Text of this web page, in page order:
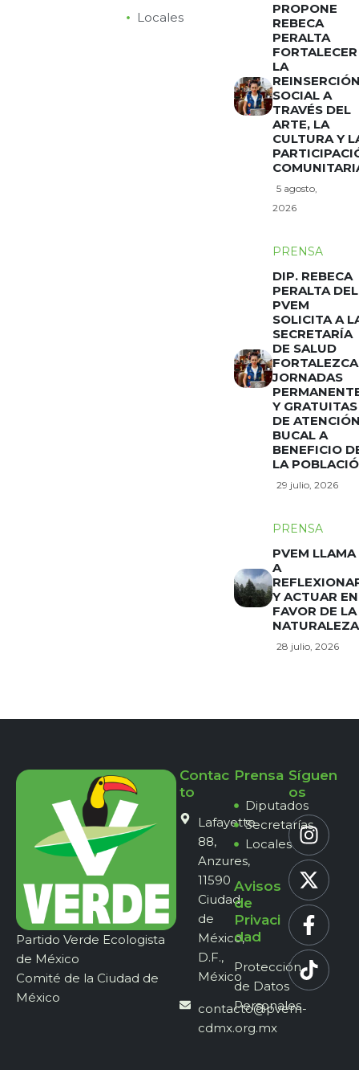
Locales
PROPONE
REBECA
PERALTA
FORTALECER
LA
SOCIAL A
TRAVÉS DEL
ARTE, LA
CULTURA Y
5 agosto,
2026
PRENSA
DIP. REBECA
PERALTA DEL
PVEM
SOLICITA A
SECRETARÍA
DE SALUD
FORTALEZCA
JORNADAS
Y GRATUITAS
DE
BUCAL A
BENEFICIO
LA
29 julio, 2026
PRENSA
PVEM LLAMA
A
Y ACTUAR EN
FAVOR DE LA
NATURALEZA
28 julio, 2026
Partido Verde Ecologista
de México
Comité de la Ciudad de
México
Contac
to
Lafayette
88,
Anzures,
11590
Ciudad
de
México,
D.F.,
México
contacto@pvem-
cdmx.org.mx
Prensa
Diputados
Secretarías
Locales
Avisos
de
Privaci
dad
Protección
de Datos
Personales
Síguen
os